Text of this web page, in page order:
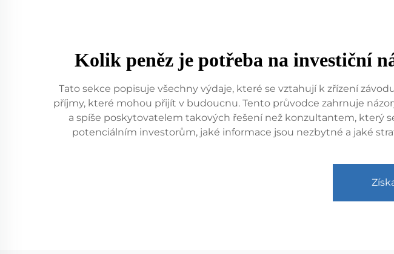
Kolik peněz je potřeba na investiční
Tato sekce popisuje všechny výdaje, které se vztahují k zřízení
příjmy, které mohou přijít v budoucnu. Tento průvodce zahrnuje
a spíše poskytovatelem takových řešení než konzultantem, který
potenciálním investorům, jaké informace jsou nezbytné a jaké